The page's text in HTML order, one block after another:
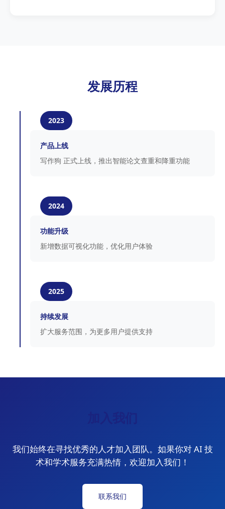
发展历程
2023
产品上线
写作狗 正式上线，推出智能论文查重和降重功能
2024
功能升级
新增数据可视化功能，优化用户体验
2025
持续发展
扩大服务范围，为更多用户提供支持
我们始终在寻找优秀的人才加入团队。如果你对 AI 技
术和学术服务充满热情，欢迎加入我们！
联系我们